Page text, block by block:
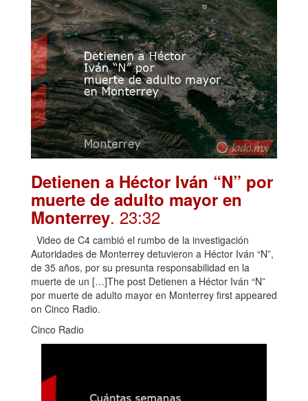
Detienen a Héctor Iván “N” por
muerte de adulto mayor en
Monterrey. 23:32
Video de C4 cambió el rumbo de la investigación
Autoridades de Monterrey detuvieron a Héctor Iván “N”,
de 35 años, por su presunta responsabilidad en la
muerte de un […]The post Detienen a Héctor Iván “N”
por muerte de adulto mayor en Monterrey first appeared
on Cinco Radio.
Cinco Radio